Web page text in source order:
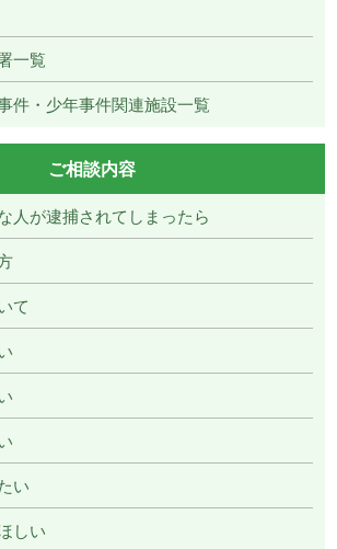
一覧
件・少年事件関連施設一覧
ご相談内容
人が逮捕されてしまったら
て
い
しい